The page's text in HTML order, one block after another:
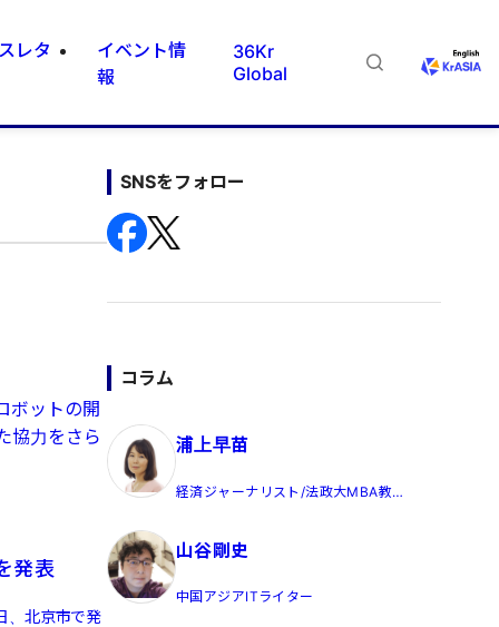
レタ
イベント情
報
36Kr
Global
ボットの開
協力をさら
発表
、北京市で発
SNSをフォロー
コラム
浦上早苗
経済ジャーナリスト/法政大MBA教
山谷剛史
中国アジアITライター